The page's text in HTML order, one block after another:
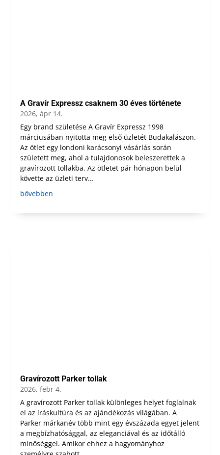
A Gravír Expressz csaknem 30 éves története
2026, ápr 14.
Egy brand születése A Gravír Expressz 1998
márciusában nyitotta meg első üzletét Budakalászon.
Az ötlet egy londoni karácsonyi vásárlás során
született meg, ahol a tulajdonosok beleszerettek a
gravírozott tollakba. Az ötletet pár hónapon belül
követte az üzleti terv...
bővebben
Gravírozott Parker tollak
2026, febr 4.
A gravírozott Parker tollak különleges helyet foglalnak
el az íráskultúra és az ajándékozás világában. A
Parker márkanév több mint egy évszázada egyet jelent
a megbízhatósággal, az eleganciával és az időtálló
minőséggel. Amikor ehhez a hagyományhoz